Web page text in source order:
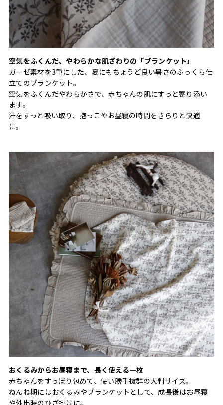
空気をふくんだ、やわらかな肌ざわりの「ブランケット」
ガーゼ素材を3重にした、夏にもちょうど良い暑さのふっくら仕
立てのブランケット。
空気をふくんだやわらかさで、赤ちゃんの肌にすっと寄り添い
ます。
汗をすっと吸い取り、抱っこやお昼寝の時間をさらりと快適
に。
おくるみからお昼寝まで、長く使える一枚
赤ちゃんをすっぽり包めて、使い勝手抜群の大判サイズ。
ねんね期にはおくるみやブランケットとして、成長後はお昼寝
や外出時のひざ掛けに。